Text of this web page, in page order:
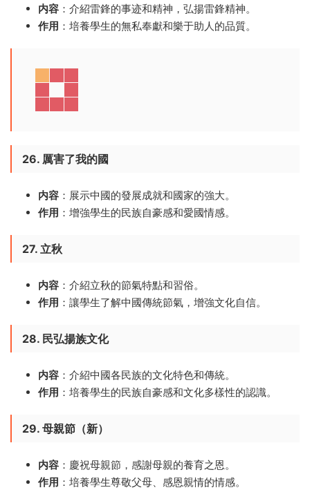
内容 ：介紹雷鋒的事迹和精神，弘揚雷鋒精神。
作用 ：培養學生的無私奉獻和樂于助人的品質。
26. 厲害了我的國
内容 ：展示中國的發展成就和國家的強大。
作用 ：增強學生的民族自豪感和愛國情感。
27. 立秋
内容 ：介紹立秋的節氣特點和習俗。
作用 ：讓學生了解中國傳統節氣，增強文化自信。
28. 民弘揚族文化
内容 ：介紹中國各民族的文化特色和傳統。
作用 ：培養學生的民族自豪感和文化多樣性的認識。
29. 母親節（新）
内容 ：慶祝母親節，感謝母親的養育之恩。
作用 ：培養學生尊敬父母、感恩親情的情感。